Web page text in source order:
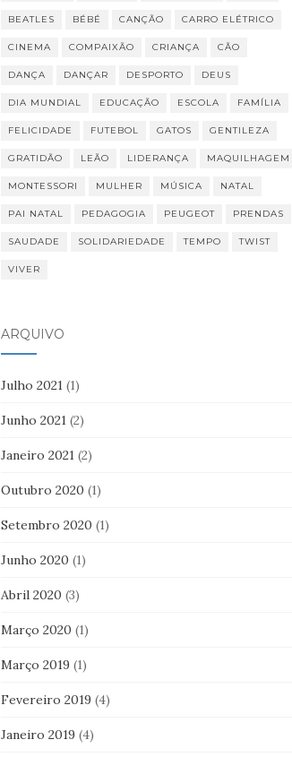
BEATLES BÉBÉ CANÇÃO CARRO ELÉTRICO
CINEMA COMPAIXÃO CRIANÇA CÃO
DANÇA DANÇAR DESPORTO DEUS
DIA MUNDIAL EDUCAÇÃO ESCOLA FAMÍLIA
FELICIDADE FUTEBOL GATOS GENTILEZA
GRATIDÃO LEÃO LIDERANÇA MAQUILHAGEM
MONTESSORI MULHER MÚSICA NATAL
PAI NATAL PEDAGOGIA PEUGEOT PRENDAS
SAUDADE SOLIDARIEDADE TEMPO TWIST
VIVER
ARQUIVO
Julho 2021(1)
Junho 2021(2)
Janeiro 2021(2)
Outubro 2020 (1)
Setembro 2020 (1)
Junho 2020 (1)
Abril 2020 (3)
Março 2020 (1)
Março 2019 (1)
Fevereiro 2019 (4)
Janeiro 2019 (4)